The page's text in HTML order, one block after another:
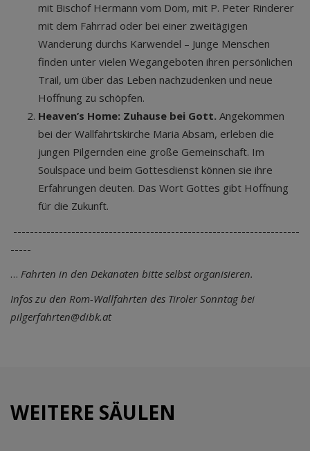
mit Bischof Hermann vom Dom, mit P. Peter Rinderer
mit dem Fahrrad oder bei einer zweitägigen
Wanderung durchs Karwendel – Junge Menschen
finden unter vielen Wegangeboten ihren persönlichen
Trail, um über das Leben nachzudenken und neue
Hoffnung zu schöpfen.
Heaven’s Home: Zuhause bei Gott. Angekommen
bei der Wallfahrtskirche Maria Absam, erleben die
jungen Pilgernden eine große Gemeinschaft. Im
Soulspace und beim Gottesdienst können sie ihre
Erfahrungen deuten. Das Wort Gottes gibt Hoffnung
für die Zukunft.
---------------------------------------------------------------------
-----
… Fahrten in den Dekanaten bitte selbst organisieren.
Infos zu den Rom-Wallfahrten des Tiroler Sonntag bei
pilgerfahrten@dibk.at
WEITERE SÄULEN